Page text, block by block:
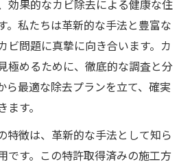
効果的なカビ除去による健康な住
。私たちは革新的な手法と豊富な
ビ問題に真摯に向き合います。カ
極めるために、徹底的な調査と分
ら最適な除去プランを立て、確実
す。
特徴は、革新的な手法として知ら
です。この特許取得済みの施工方